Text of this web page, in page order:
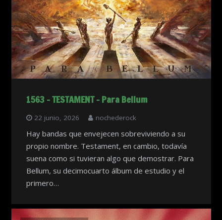
1563 – TESTAMENT – Para Bellum
22 junio, 2026 nochederock
Hay bandas que envejecen sobreviviendo a su
propio nombre. Testament, en cambio, todavía
suena como si tuvieran algo que demostrar. Para
Bellum, su decimocuarto álbum de estudio y el
primero…